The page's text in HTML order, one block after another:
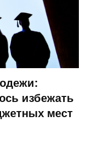
избежать
мест